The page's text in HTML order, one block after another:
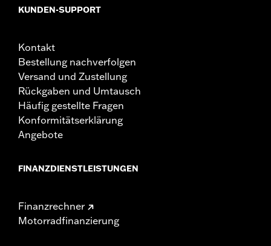
KUNDEN-SUPPORT
Kontakt
Bestellung nachverfolgen
Versand und Zustellung
Rückgaben und Umtausch
Häufig gestellte Fragen
Konformitätserklärung
Angebote
FINANZDIENSTLEISTUNGEN
Finanzrechner
Motorradfinanzierung